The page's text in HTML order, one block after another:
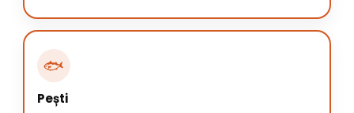
🐟
Pești